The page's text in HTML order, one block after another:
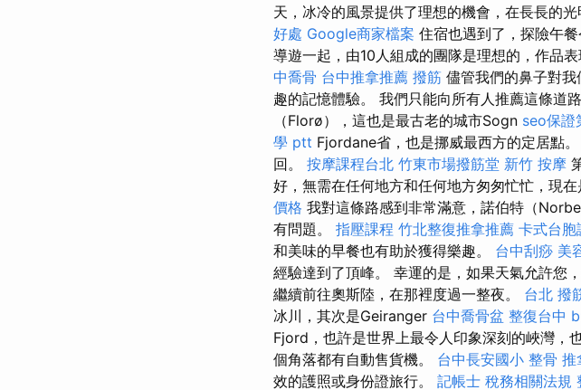
天，冰冷的風景提供了理想的機會，在長長的
好處 Google商家檔案 住宿也遇到了，探險午
導遊一起，由10人組成的團隊是理想的，作品表
中喬骨 台中推拿推薦 撥筋 儘管我們的鼻子對
趣的記憶體驗。 我們只能向所有人推薦這條道路
（Florø），這也是最古老的城市Sogn seo保證
學 ptt Fjordane省，也是挪威最西方的定居點。
回。 按摩課程台北 竹東市場撥筋堂 新竹 按摩
好，無需在任何地方和任何地方匆匆忙忙，現
價格 我對這條路感到非常滿意，諾伯特（
有問題。 指壓課程 竹北整復推拿推薦 卡式台胞
和美味的早餐也有助於獲得樂趣。 台中刮痧 美
經驗達到了頂峰。 幸運的是，如果天氣允許您
繼續前往奧斯陸，在那裡度過一整夜。 台北 撥
冰川，其次是Geiranger 台中喬骨盆 整復台中
Fjord，也許是世界上最令人印象深刻的峽灣，
個角落都有自動售貨機。 台中長安國小 整骨 推
效的護照或身份證旅行。 記帳士 稅務相關法規